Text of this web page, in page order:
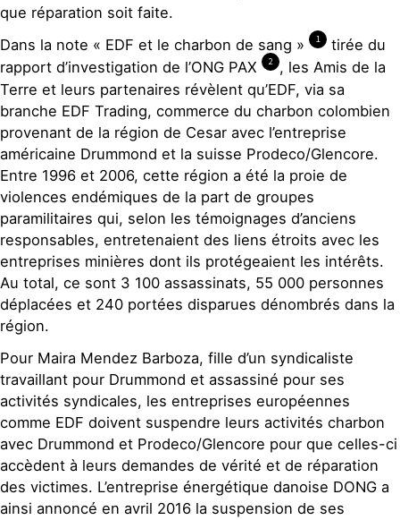
que réparation soit faite.
Dans la note « EDF et le charbon de sang »
1
tirée du
rapport d’investigation de l’ONG PAX
2
, les Amis de la
Terre et leurs partenaires révèlent qu’EDF, via sa
branche EDF Trading, commerce du charbon colombien
provenant de la région de Cesar avec l’entreprise
américaine Drummond et la suisse Prodeco/Glencore.
Entre 1996 et 2006, cette région a été la proie de
violences endémiques de la part de groupes
paramilitaires qui, selon les témoignages d’anciens
responsables, entretenaient des liens étroits avec les
entreprises minières dont ils protégeaient les intérêts.
Au total, ce sont 3 100 assassinats, 55 000 personnes
déplacées et 240 portées disparues dénombrés dans la
région.
Pour Maira Mendez Barboza, fille d’un syndicaliste
travaillant pour Drummond et assassiné pour ses
activités syndicales, les entreprises européennes
comme EDF doivent suspendre leurs activités charbon
avec Drummond et Prodeco/Glencore pour que celles-ci
accèdent à leurs demandes de vérité et de réparation
des victimes. L’entreprise énergétique danoise DONG a
ainsi annoncé en avril 2016 la suspension de ses